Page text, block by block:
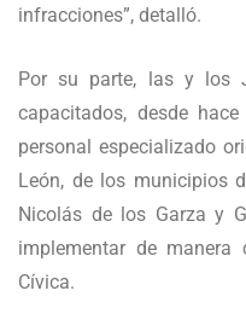
infracciones”, detalló.
Por su parte, las y los
capacitados, desde
personal especializado
León, de los municipios
Nicolás de los Garza y
implementar de manera
Cívica.